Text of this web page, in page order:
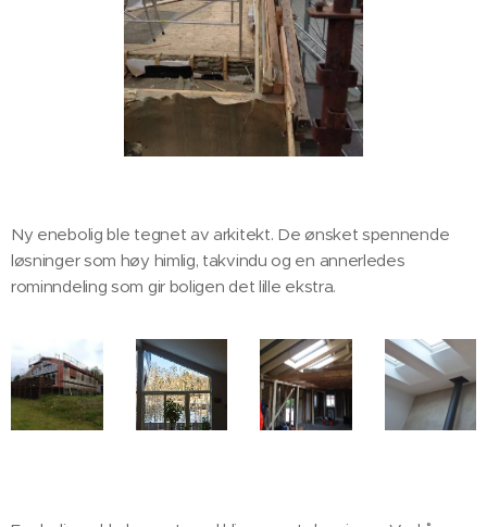
Ny enebolig ble tegnet av arkitekt. De ønsket spennende
løsninger som høy himlig, takvindu og en annerledes
rominndeling som gir boligen det lille ekstra.